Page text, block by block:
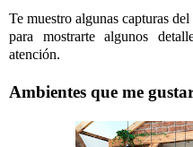
Te muestro algunas capturas
para mostrarte algunos
atención.
Ambientes que me